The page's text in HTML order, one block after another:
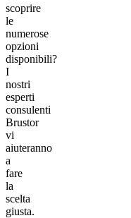
scoprire
le
numerose
opzioni
disponibili?
I
nostri
esperti
consulenti
Brustor
vi
aiuteranno
a
fare
la
scelta
giusta.